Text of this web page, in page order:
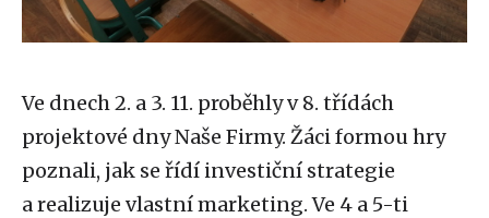
Ve dnech 2. a 3. 11. proběhly v 8. třídách
projektové dny Naše Firmy. Žáci formou hry
poznali, jak se řídí investiční strategie
a realizuje vlastní marketing. Ve 4 a 5-ti